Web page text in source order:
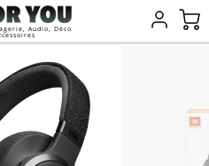
Audio, Déco